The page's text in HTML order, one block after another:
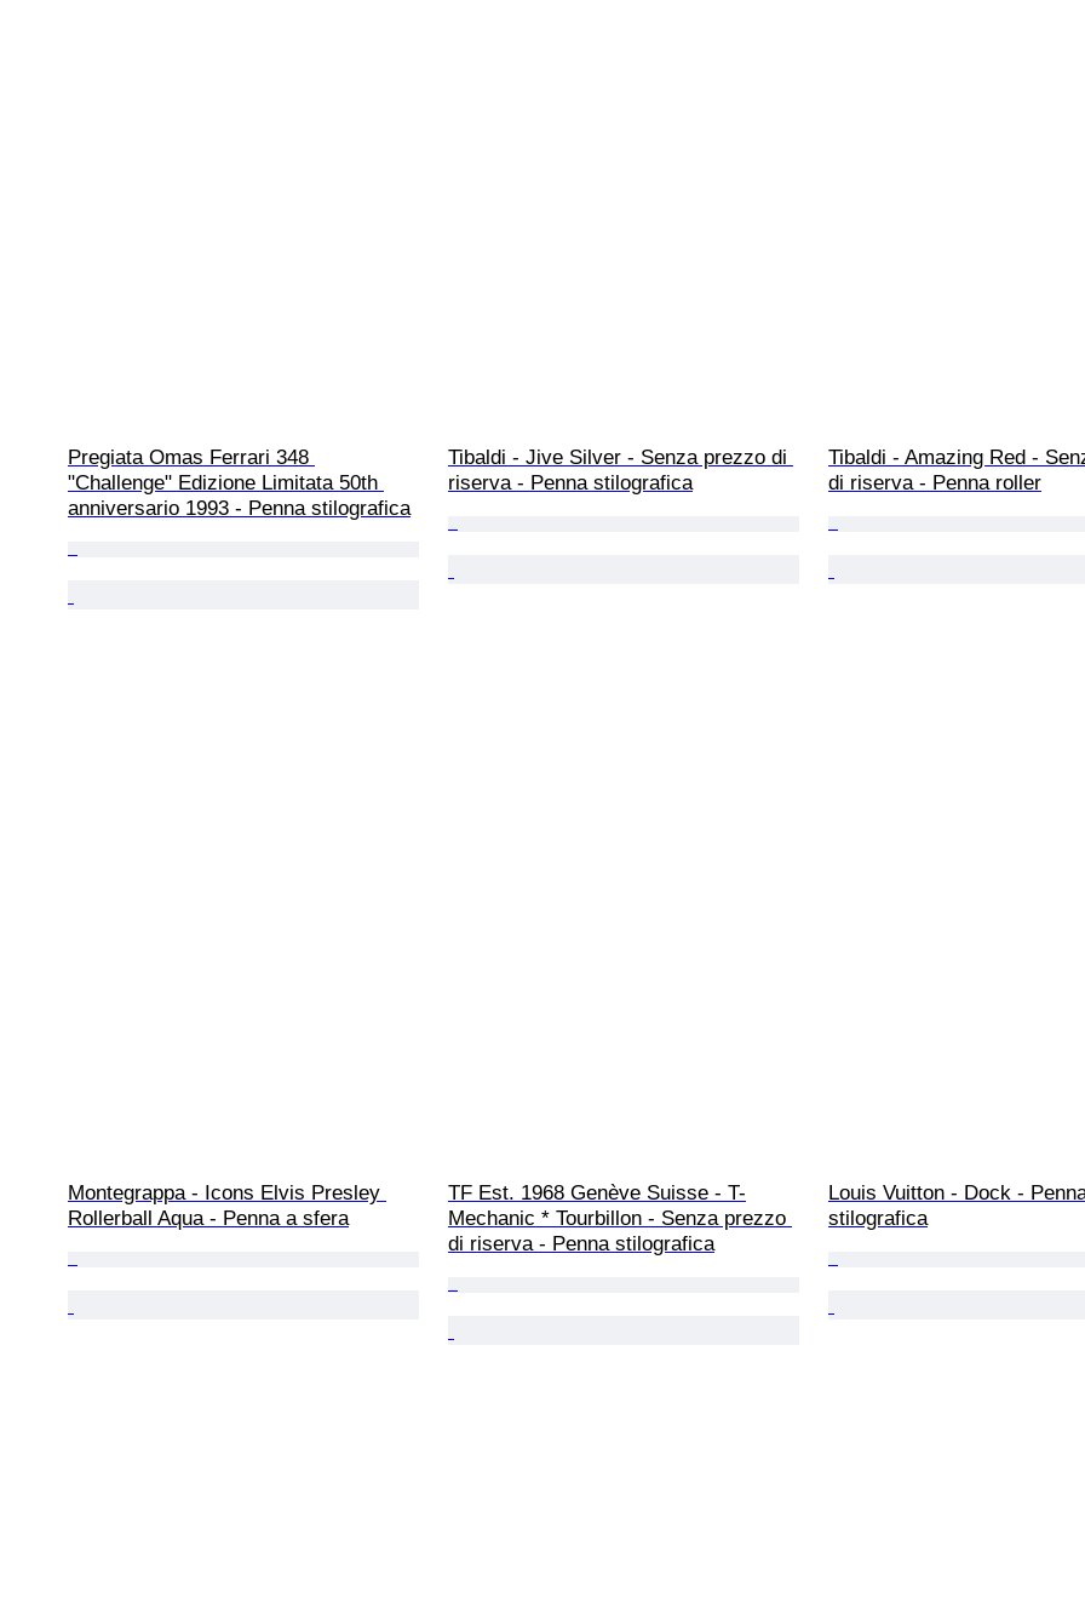
Pregiata Omas Ferrari 348
"Challenge" Edizione Limitata 50th
anniversario 1993 - Penna stilografica
Tibaldi - Jive Silver - Senza prezzo di
riserva - Penna stilografica
Tibaldi - Amazing Red -
di riserva - Penna roller
Montegrappa - Icons Elvis Presley
Rollerball Aqua - Penna a sfera
TF Est. 1968 Genève Suisse - T-
Mechanic * Tourbillon - Senza prezzo
di riserva - Penna stilografica
Louis Vuitton - Dock -
stilografica